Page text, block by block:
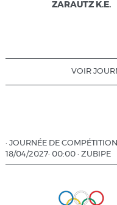
ZARAUTZ K.E.
VOIR
· JOURNÉE DE
18/04/2027· 00:00 · ZUBIPE